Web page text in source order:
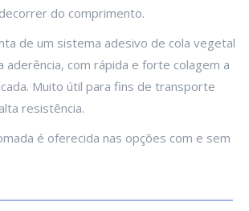
do comprimento.
de um sistema adesivo de cola vegetal
aderência, com rápida e forte colagem a
Muito útil para fins de transporte
resistência.
é oferecida nas opções com e sem